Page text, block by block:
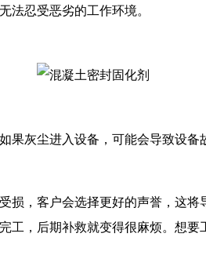
法忍受恶劣的工作环境。
灰尘进入设备，可能会导致设
损，客户会选择更好的声誉，这
，后期补救就变得很麻烦。想要